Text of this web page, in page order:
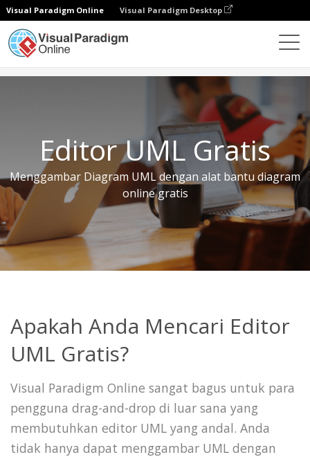
Visual Paradigm Online Visual Paradigm Desktop
Editor UML Gratis
Menggambar Diagram UML dengan alat bantu diagram
online gratis
Apakah Anda Mencari Editor
UML Gratis?
Visual Paradigm Online sangat bagus untuk para
pengguna drag-and-drop di luar sana yang
membutuhkan editor UML yang andal. Anda
tidak hanya dapat menggambar UML dengan